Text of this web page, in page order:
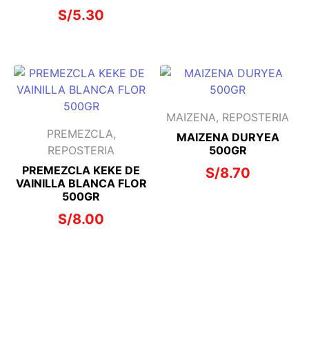
S/5.30
PREMEZCLA,
REPOSTERIA
PREMEZCLA KEKE DE
VAINILLA BLANCA FLOR
500GR
S/8.00
MAIZENA, REPOSTERIA
MAIZENA DURYEA
500GR
S/8.70